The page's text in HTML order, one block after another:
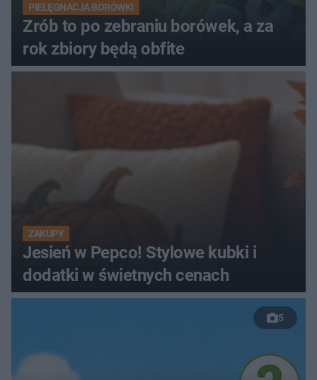
PIELĘGNACJA BORÓWKI
Zrób to po zebraniu borówek, a za
rok zbiory będą obfite
ZAKUPY
Jesień w Pepco! Stylowe kubki i
dodatki w świetnych cenach
5